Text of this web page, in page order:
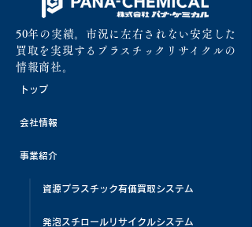
50年の実績。市況に左右されない安定した
買取を実現するプラスチックリサイクルの
情報商社。
トップ
会社情報
事業紹介
資源プラスチック有価買取システム
発泡スチロールリサイクルシステム